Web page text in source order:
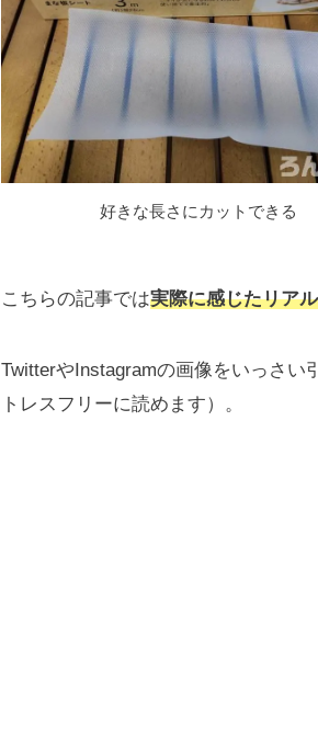
好きな長さにカットできる
こちらの記事では実際に感じたリア
TwitterやInstagramの画像をいっさい
トレスフリーに読めます）。